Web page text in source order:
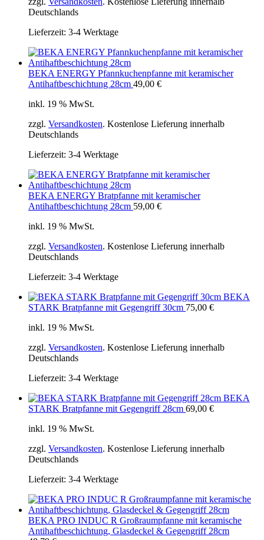
Deutschlands
Lieferzeit: 3-4 Werktage
BEKA ENERGY Pfannkuchenpfanne mit keramischer
Antihaftbeschichtung 28cm 49,00 €
inkl. 19 % MwSt.
zzgl. Versandkosten. Kostenlose Lieferung innerhalb
Deutschlands
Lieferzeit: 3-4 Werktage
BEKA ENERGY Bratpfanne mit keramischer
Antihaftbeschichtung 28cm 59,00 €
inkl. 19 % MwSt.
zzgl. Versandkosten. Kostenlose Lieferung innerhalb
Deutschlands
Lieferzeit: 3-4 Werktage
BEKA
STARK Bratpfanne mit Gegengriff 30cm 75,00 €
inkl. 19 % MwSt.
zzgl. Versandkosten. Kostenlose Lieferung innerhalb
Deutschlands
Lieferzeit: 3-4 Werktage
BEKA
STARK Bratpfanne mit Gegengriff 28cm 69,00 €
inkl. 19 % MwSt.
zzgl. Versandkosten. Kostenlose Lieferung innerhalb
Deutschlands
Lieferzeit: 3-4 Werktage
BEKA PRO INDUC R Großraumpfanne mit keramische
Antihaftbeschichtung, Glasdeckel & Gegengriff 28cm